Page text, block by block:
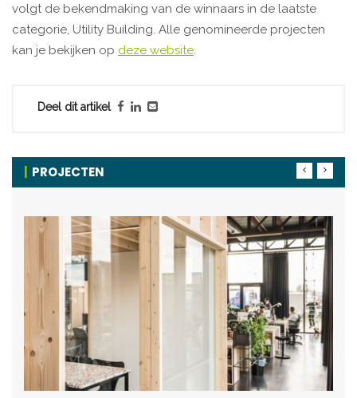
volgt de bekendmaking van de winnaars in de laatste
categorie, Utility Building. Alle genomineerde projecten
kan je bekijken op deze website.
Deel dit artikel
PROJECTEN